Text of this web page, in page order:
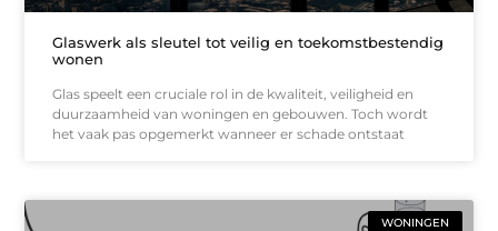
Glaswerk als sleutel tot veilig en toekomstbestendig
wonen
Glas speelt een cruciale rol in de kwaliteit, veiligheid en
duurzaamheid van woningen en gebouwen. Toch wordt
het vaak pas opgemerkt wanneer er schade ontstaat
WONINGEN